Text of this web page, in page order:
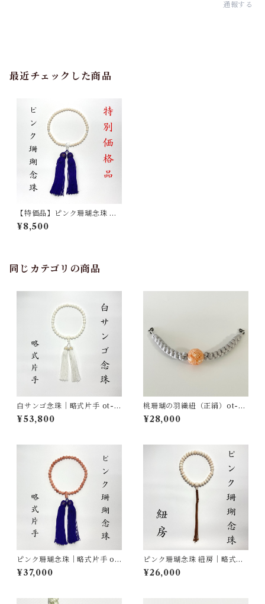
通報する
最近チェックした商品
【特価品】ピンク珊瑚念珠 ｜
略式片手 ot-012
¥8,500
同じカテゴリの商品
白サンゴ念珠｜略式片手 ot-0
14
¥53,800
桃珊瑚の羽織紐（正絹）ot-01
6
¥28,000
ピンク珊瑚念珠｜略式片手 ot-
013
¥37,000
ピンク珊瑚念珠 紐房｜略式片
手 ot-011
¥26,000